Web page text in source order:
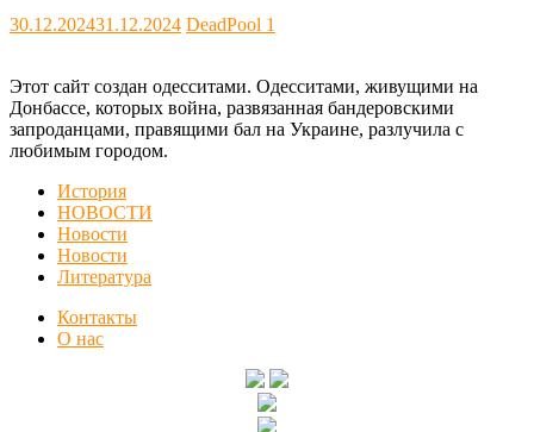
30.12.202431.12.2024 DeadPool 1
Этот сайт создан одесситами. Одесситами, живущими на
Донбассе, которых война, развязанная бандеровскими
запроданцами, правящими бал на Украине, разлучила с
любимым городом.
История
НОВОСТИ
Новости
Новости
Литература
Контакты
О нас